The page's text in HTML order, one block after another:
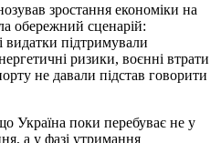
зростання економіки на
обережний сценарій:
видатки підтримували
ризики, воєнні втрати
не давали підстав говорити
Україна поки перебуває не у
а у фазі утримання